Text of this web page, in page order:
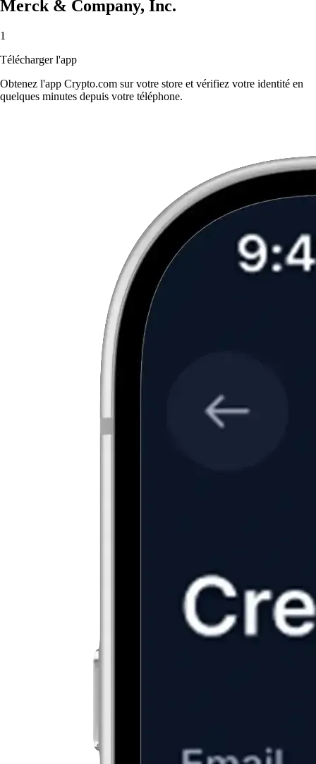
Merck & Company, Inc.
1
Télécharger l'app
Obtenez l'app Crypto.com sur votre store et vérifiez votre identité en
quelques minutes depuis votre téléphone.